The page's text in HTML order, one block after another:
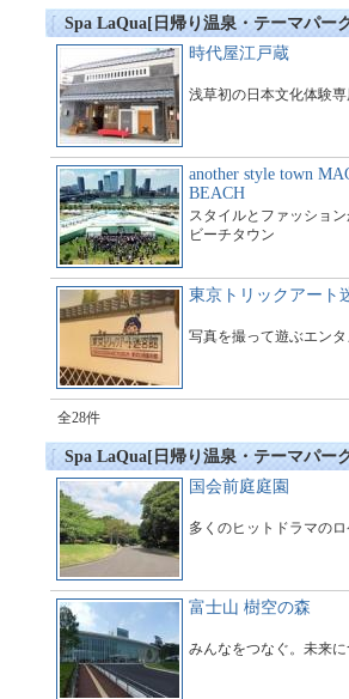
Spa LaQua[日帰り温泉・テーマパー
時代屋江戸蔵
浅草初の日本文化体験専
another style town
BEACH
スタイルとファッショ
ビーチタウン
東京トリックアート
写真を撮って遊ぶエン
全28件
Spa LaQua[日帰り温泉・テーマパー
国会前庭庭園
多くのヒットドラマの
富士山 樹空の森
みんなをつなぐ。未来に